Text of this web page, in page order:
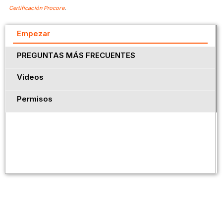
Certificación Procore.
Empezar
PREGUNTAS MÁS FRECUENTES
Videos
Permisos